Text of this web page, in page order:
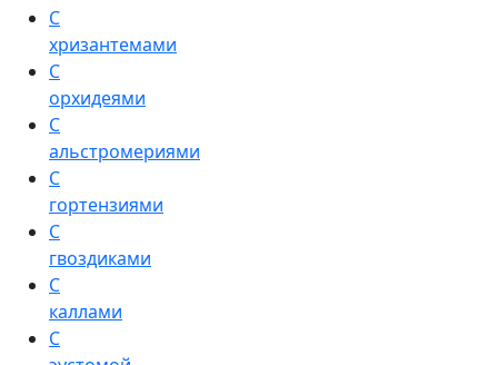
С
хризантемами
С
орхидеями
С
альстромериями
С
гортензиями
С
гвоздиками
С
каллами
С